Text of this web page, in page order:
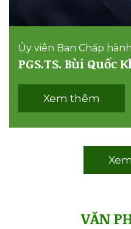
Ủy viên Ban Chấp hành
PGS.TS. Bùi Quốc
Xem thêm
VĂN